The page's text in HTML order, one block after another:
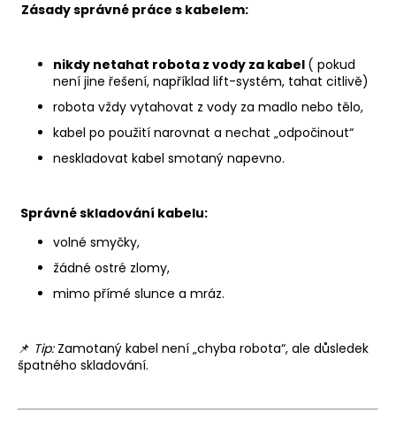
Zásady správné práce s kabelem:
nikdy netahat robota z vody za kabel ( pokud
není jine řešení, například lift-systém, tahat citlivě)
robota vždy vytahovat z vody za madlo nebo tělo,
kabel po použití narovnat a nechat „odpočinout“
neskladovat kabel smotaný napevno.
Správné skladování kabelu:
volné smyčky,
žádné ostré zlomy,
mimo přímé slunce a mráz.
📌 Tip:Zamotaný kabel není „chyba robota“, ale důsledek
špatného skladování.